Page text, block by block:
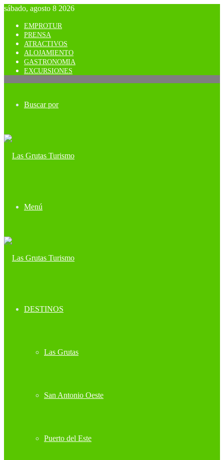
sábado, agosto 8 2026
EMPROTUR
PRENSA
ATRACTIVOS
ALOJAMIENTO
GASTRONOMIA
EXCURSIONES
Buscar por
Menú
DESTINOS
Las Grutas
San Antonio Oeste
Puerto del Este